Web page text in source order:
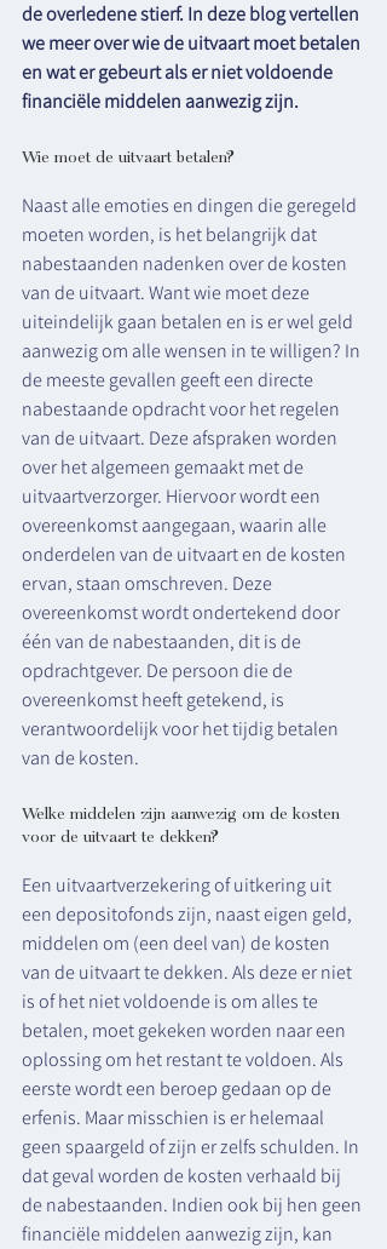
de overledene stierf. In deze blog vertellen
we meer over wie de uitvaart moet betalen
en wat er gebeurt als er niet voldoende
financiële middelen aanwezig zijn.
Wie moet de uitvaart betalen?
Naast alle emoties en dingen die geregeld
moeten worden, is het belangrijk dat
nabestaanden nadenken over de kosten
van de uitvaart. Want wie moet deze
uiteindelijk gaan betalen en is er wel geld
aanwezig om alle wensen in te willigen? In
de meeste gevallen geeft een directe
nabestaande opdracht voor het regelen
van de uitvaart. Deze afspraken worden
over het algemeen gemaakt met de
uitvaartverzorger. Hiervoor wordt een
overeenkomst aangegaan, waarin alle
onderdelen van de uitvaart en de kosten
ervan, staan omschreven. Deze
overeenkomst wordt ondertekend door
één van de nabestaanden, dit is de
opdrachtgever. De persoon die de
overeenkomst heeft getekend, is
verantwoordelijk voor het tijdig betalen
van de kosten.
Welke middelen zijn aanwezig om de kosten
voor de uitvaart te dekken?
Een uitvaartverzekering of uitkering uit
een depositofonds zijn, naast eigen geld,
middelen om (een deel van) de kosten
van de uitvaart te dekken. Als deze er niet
is of het niet voldoende is om alles te
betalen, moet gekeken worden naar een
oplossing om het restant te voldoen. Als
eerste wordt een beroep gedaan op de
erfenis. Maar misschien is er helemaal
geen spaargeld of zijn er zelfs schulden. In
dat geval worden de kosten verhaald bij
de nabestaanden. Indien ook bij hen geen
financiële middelen aanwezig zijn, kan